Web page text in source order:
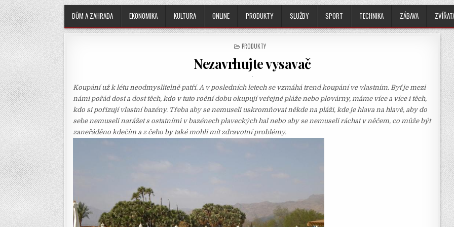
DŮM A ZAHRADA EKONOMIKA KULTURA ONLINE PRODUKTY SLUŽBY SPORT TECHNIKA ZÁBAVA
POSTED
PRODUKTY
Nezavrhujte vysavač
Koupání už k létu neodmyslitelně patří. A v posledních letech se vzmáhá trend koupání ve vlastním. Byť je mezi
námi pořád dost a dost těch, kdo v tuto roční dobu okupují veřejné pláže nebo plovárny, máme více a více i těch,
kdo si pořizují vlastní bazény. Třeba aby se nemuseli uskromňovat někde na pláži, kde je hlava na hlavě, aby do
sebe nemuseli narážet s ostatními v bazénech plaveckých hal nebo aby se nemuseli ráchat v něčem, co může být
zaneřáděno kdečím a z čeho by také mohli mít zdravotní problémy.